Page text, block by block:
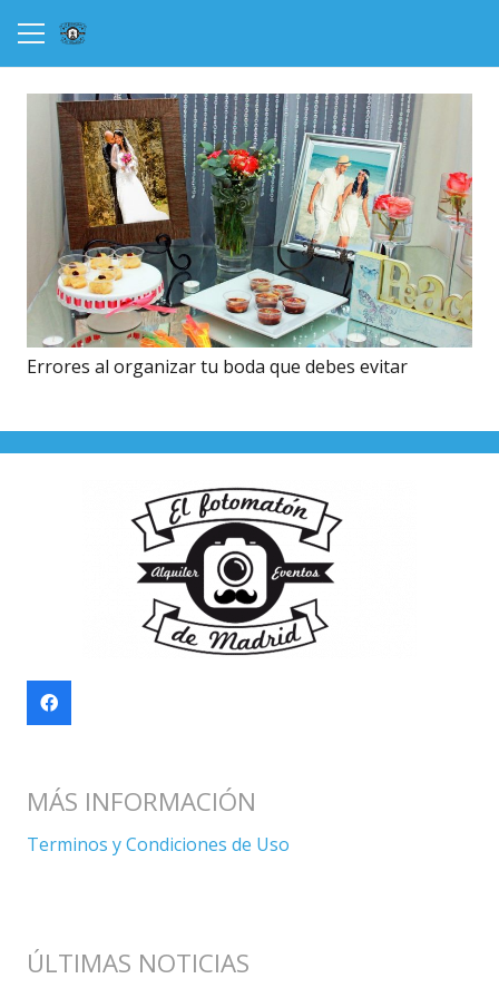
Errores al organizar tu boda que debes evitar
MÁS INFORMACIÓN
Terminos y Condiciones de Uso
ÚLTIMAS NOTICIAS